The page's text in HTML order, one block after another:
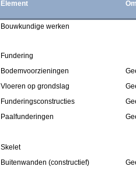
Element
Bouwkundige werken
Fundering
Bodemvoorzieningen
Vloeren op grondslag
Funderingsconstructies
Paalfunderingen
Skelet
Buitenwanden (constructief)